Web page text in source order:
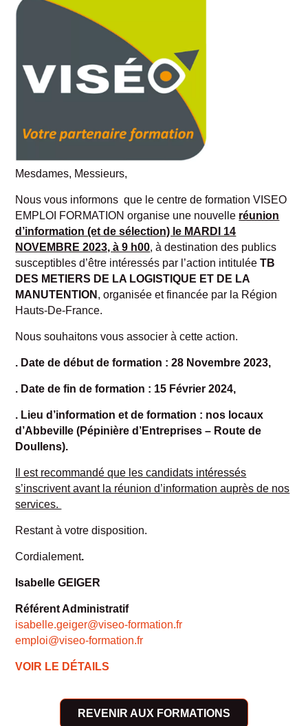
Mesdames, Messieurs,
Nous vous informons que le centre de formation VISEO
EMPLOI FORMATION organise une nouvelle réunion
d’information (et de sélection) le MARDI 14
NOVEMBRE 2023, à 9 h00, à destination des publics
susceptibles d’être intéressés par l’action intituléeTB
DES METIERS DE LA LOGISTIQUE ET DE LA
MANUTENTION , organisée et financée par la Région
Hauts-De-France.
Nous souhaitons vous associer à cette action.
. Date de début de formation : 28 Novembre 2023,
. Date de fin de formation : 15 Février 2024,
. Lieu d’information et de formation : nos locaux
d’Abbeville (Pépinière d’Entreprises – Route de
Doullens).
Il est recommandé que les candidats intéressés
s’inscrivent avant la réunion d’information auprès de nos
services.
Restant à votre disposition.
Cordialement.
Isabelle GEIGER
Référent Administratif
isabelle.geiger@viseo-formation.fr
emploi@viseo-formation.fr
VOIR LE DÉTAILS
REVENIR AUX FORMATIONS